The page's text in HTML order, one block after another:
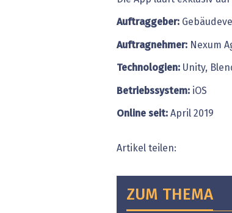
Auftraggeber:
Auftragnehmer: Nexum
Technologien: Unity,
Betriebssystem: iOS
Online seit: April 2019
Artikel teilen:
ZUM THEMA